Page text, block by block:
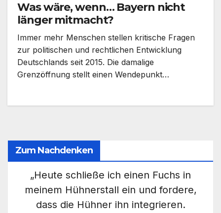
Was wäre, wenn… Bayern nicht
länger mitmacht?
Immer mehr Menschen stellen kritische Fragen
zur politischen und rechtlichen Entwicklung
Deutschlands seit 2015. Die damalige
Grenzöffnung stellt einen Wendepunkt…
Zum Nachdenken
„Heute schließe ich einen Fuchs in
meinem Hühnerstall ein und fordere,
dass die Hühner ihn integrieren.